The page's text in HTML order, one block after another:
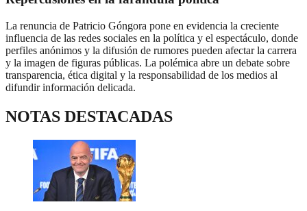
La renuncia de Patricio Góngora pone en evidencia la creciente
influencia de las redes sociales en la política y el espectáculo, donde
perfiles anónimos y la difusión de rumores pueden afectar la carrera
y la imagen de figuras públicas. La polémica abre un debate sobre
transparencia, ética digital y la responsabilidad de los medios al
difundir información delicada.
NOTAS DESTACADAS